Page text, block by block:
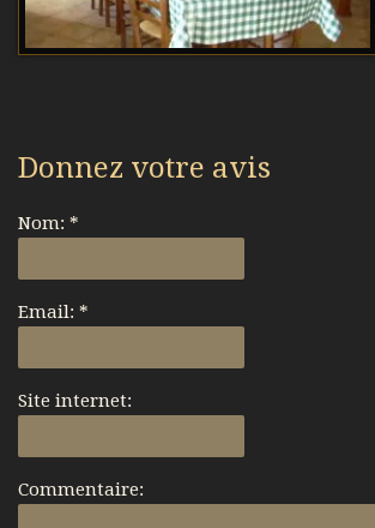
Donnez votre avis
Nom: *
Email: *
Site internet:
Commentaire: